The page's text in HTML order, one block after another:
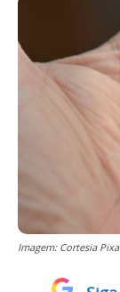
Imagem: Cortesia